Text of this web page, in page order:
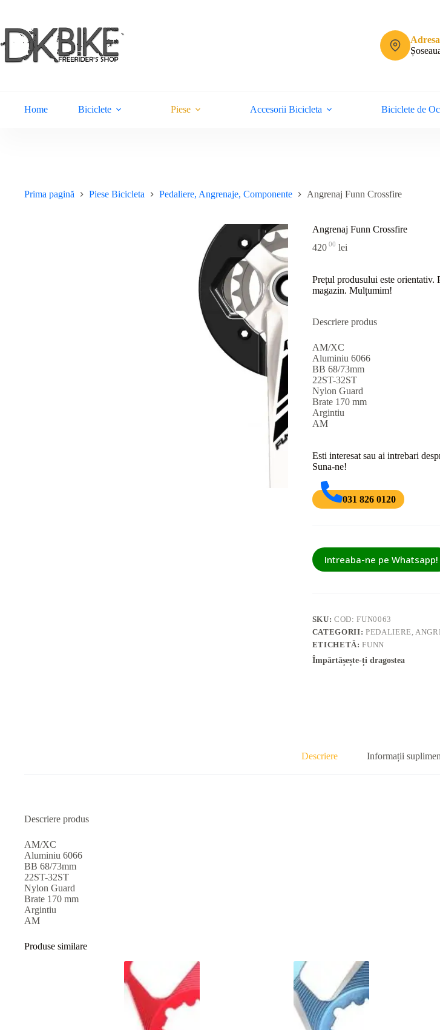
conținut
Home Biciclete Piese Accesorii Bicicleta Biciclete de
Prima pagină Piese Bicicleta Pedaliere, Angrenaje, Componente Angrenaj Funn Crossfire
Angrenaj Funn Crossfire
420 00 lei
Prețul produsului este orientativ.
magazin. Mulțumim!
Descriere produs
AM/XC
Aluminiu 6066
BB 68/73mm
22ST-32ST
Nylon Guard
Brate 170 mm
Argintiu
AM
Esti interesat sau ai intrebari
Suna-ne!
031 826 0120
Intreaba-ne pe Whatsapp!
SKU:COD: FUN0063
CATEGORII: PEDALIERE,
ETICHETĂ:FUNN
Împărtășește-ți dragostea
Descriere Informații
Descriere produs
AM/XC
Aluminiu 6066
BB 68/73mm
22ST-32ST
Nylon Guard
Brate 170 mm
Argintiu
AM
Produse similare